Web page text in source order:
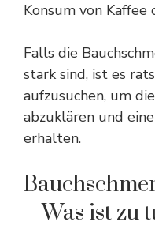
Konsum von Kaffee
Falls die
stark sind, ist es
aufzusuchen, um
abzuklären und
erhalten.
– Was ist zu